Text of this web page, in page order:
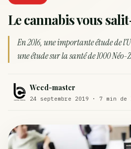
Une nouvelle étude montre que la
La recette du Space Cake
Comment éviter un joint de partir en
Le cannabis vous
En 2016, une importante étude de
une étude sur la santé de 1000
Weed-master
24 septembre 2019 · 7 min